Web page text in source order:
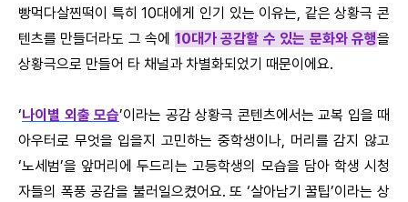
빵먹다살찐떡이 특히 10대에게 인기 있는 이유는, 같은 상황극 콘
텐츠를 만들더라도 그 속에 10대가 공감할 수 있는 문화와 유행을
상황극으로 만들어 타 채널과 차별화되었기 때문이에요.
‘나이별 외출 모습’이라는 공감 상황극 콘텐츠에서는 교복 입을 때
아우터로 무엇을 입을지 고민하는 중학생이나, 머리를 감지 않고
‘노세범’을 앞머리에 두드리는 고등학생의 모습을 담아 학생 시청
자들의 폭풍 공감을 불러일으켰어요. 또 ‘살아남기 꿀팁’이라는 상